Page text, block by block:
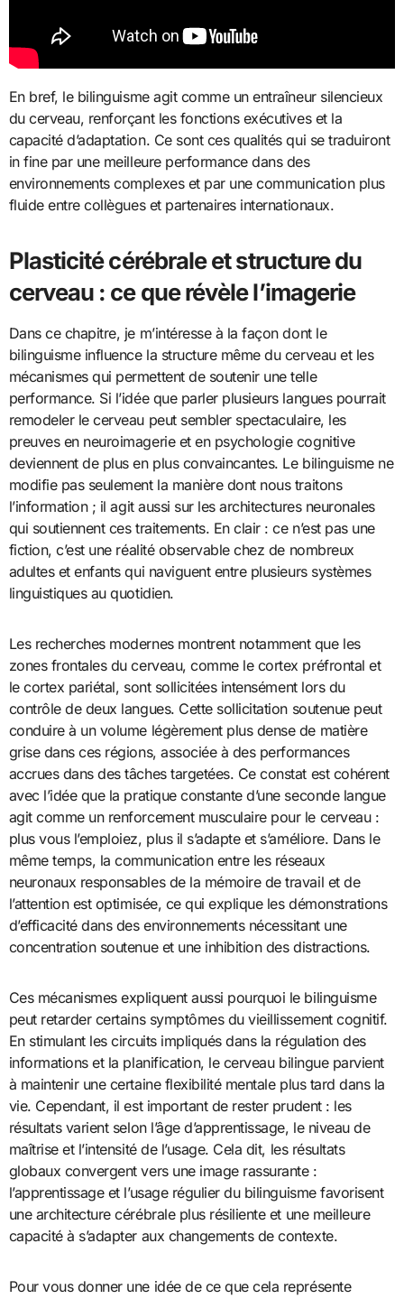
En bref, le bilinguisme agit comme un entraîneur silencieux
du cerveau, renforçant les fonctions exécutives et la
capacité d’adaptation. Ce sont ces qualités qui se traduiront
in fine par une meilleure performance dans des
environnements complexes et par une communication plus
fluide entre collègues et partenaires internationaux.
Plasticité cérébrale et structure du
cerveau : ce que révèle l’imagerie
Dans ce chapitre, je m’intéresse à la façon dont le
bilinguisme influence la structure même du cerveau et les
mécanismes qui permettent de soutenir une telle
performance. Si l’idée que parler plusieurs langues pourrait
remodeler le cerveau peut sembler spectaculaire, les
preuves en neuroimagerie et en psychologie cognitive
deviennent de plus en plus convaincantes. Le bilinguisme ne
modifie pas seulement la manière dont nous traitons
l’information ; il agit aussi sur les architectures neuronales
qui soutiennent ces traitements. En clair : ce n’est pas une
fiction, c’est une réalité observable chez de nombreux
adultes et enfants qui naviguent entre plusieurs systèmes
linguistiques au quotidien.
Les recherches modernes montrent notamment que les
zones frontales du cerveau, comme le cortex préfrontal et
le cortex pariétal, sont sollicitées intensément lors du
contrôle de deux langues. Cette sollicitation soutenue peut
conduire à un volume légèrement plus dense de matière
grise dans ces régions, associée à des performances
accrues dans des tâches targetées. Ce constat est cohérent
avec l’idée que la pratique constante d’une seconde langue
agit comme un renforcement musculaire pour le cerveau :
plus vous l’emploiez, plus il s’adapte et s’améliore. Dans le
même temps, la communication entre les réseaux
neuronaux responsables de la mémoire de travail et de
l’attention est optimisée, ce qui explique les démonstrations
d’efficacité dans des environnements nécessitant une
concentration soutenue et une inhibition des distractions.
Ces mécanismes expliquent aussi pourquoi le bilinguisme
peut retarder certains symptômes du vieillissement cognitif.
En stimulant les circuits impliqués dans la régulation des
informations et la planification, le cerveau bilingue parvient
à maintenir une certaine flexibilité mentale plus tard dans la
vie. Cependant, il est important de rester prudent : les
résultats varient selon l’âge d’apprentissage, le niveau de
maîtrise et l’intensité de l’usage. Cela dit, les résultats
globaux convergent vers une image rassurante :
l’apprentissage et l’usage régulier du bilinguisme favorisent
une architecture cérébrale plus résiliente et une meilleure
capacité à s’adapter aux changements de contexte.
Pour vous donner une idée de ce que cela représente